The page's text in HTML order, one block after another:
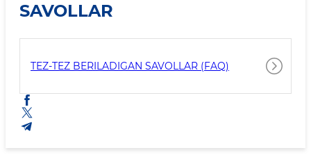
SAVOLLAR
TEZ-TEZ BERILADIGAN SAVOLLAR (FAQ)